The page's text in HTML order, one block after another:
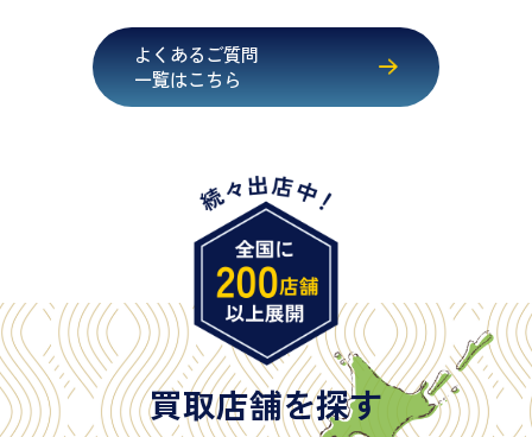
・健康保険証確認書
・マイナンバーカード
・在留カード
・旧パスポート
※原則として「公的機関が発行し、氏名、住所、生
年月日が記載されているもの
※日本国政府発行のもの
※2020年2月4日以降に申請された新型パスポートに
は「所持人記入欄（住所記載欄）」が存在しないた
め、単体では古物営業法上の本人確認書類として認
よくあるご質問
一覧はこちら
買取店舗を探す